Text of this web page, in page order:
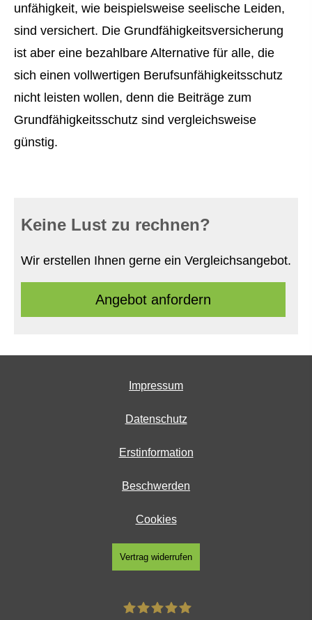
unfähig­keit, wie beispielsweise seelische Leiden,
sind versichert. Die Grundfähigkeitsversicherung
ist aber eine bezahlbare Alternative für alle, die
sich einen vollwertigen Berufs­unfähig­keitsschutz
nicht leisten wollen, denn die Beiträge zum
Grundfähigkeitsschutz sind vergleichsweise
günstig.
Keine Lust zu rechnen?
Wir erstellen Ihnen gerne ein Vergleichsangebot.
An­ge­bot an­for­dern
Impressum
Datenschutz
Erstinformation
Beschwerden
Cookies
Vertrag widerrufen